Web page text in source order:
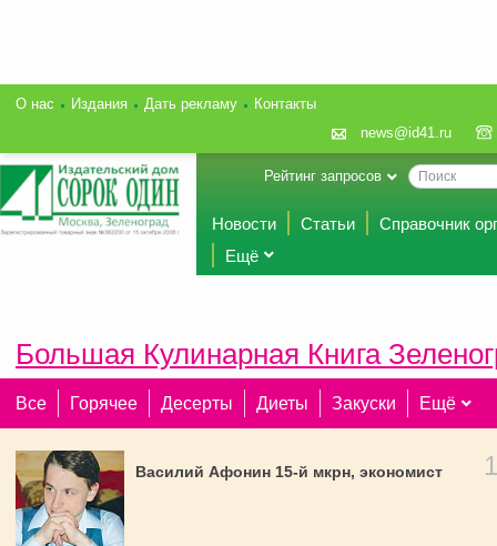
О нас Издания Дать рекламу
Контакты
news@id41.ru
Рейтинг запросов
Новости Статьи
Справочник
Ещё
Большая Кулинарная Книга
Все Горячее Десерты Диеты Закуски Ещё
Василий Афонин 15-й мкрн, экономист